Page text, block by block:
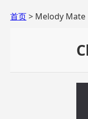
首页> Melody Mate